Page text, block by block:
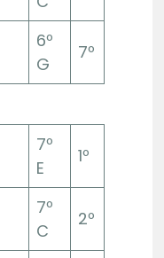
6º
G
7º
7º
E
1º
7º
C
2º